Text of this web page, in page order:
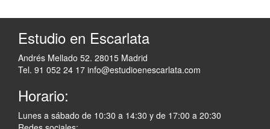
Estudio en Escarlata
Andrés Mellado 52. 28015 Madrid
Tel. 91 052 24 17 info@estudioenescarlata.com
Horario:
Lunes a sábado de 10:30 a 14:30 y de 17:00 a 20:30